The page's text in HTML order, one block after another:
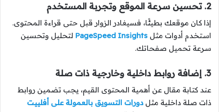
2. تحسين سرعة الموقع وتجربة المستخدم
إذا كان موقعك بطيئًا، فسيغادر الزوار قبل حتى قراءة المحتوى.
استخدم أدوات مثل PageSpeed Insights لتحليل وتحسين
سرعة تحميل صفحاتك.
3. إضافة روابط داخلية وخارجية ذات صلة
عند كتابة مقال عن أهمية المحتوى القيم، يجب تضمين روابط
ذات صلة داخلية مثل دورات التسويق بالعمولة على أفلييت